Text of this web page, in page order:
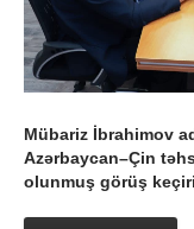
Mübariz İbrahimov
Azərbaycan–Çin
olunmuş görüş